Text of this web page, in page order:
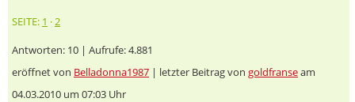
SEITE: 1 ·2
Antworten: 10 | Aufrufe: 4.881
eröffnet von Belladonna1987 | letzter Beitrag von goldfranseam
04.03.2010 um 07:03 Uhr